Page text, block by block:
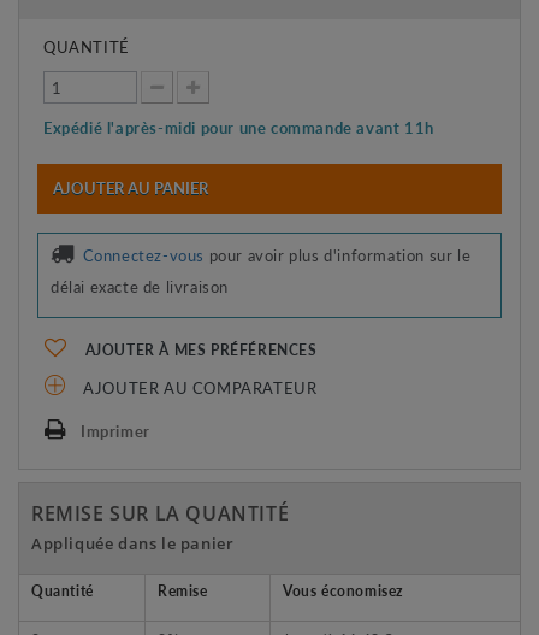
QUANTITÉ
Expédié l'après-midi pour une commande avant 11h
AJOUTER AU PANIER
Connectez-vous pour avoir plus d'information sur le
délai exacte de livraison
AJOUTER À MES PRÉFÉRENCES
AJOUTER AU COMPARATEUR
Imprimer
REMISE SUR LA QUANTITÉ
Appliquée dans le panier
Quantité Remise Vous économisez